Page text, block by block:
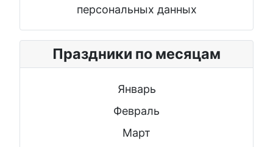
персональных данных
Праздники по месяцам
Январь
Февраль
Март